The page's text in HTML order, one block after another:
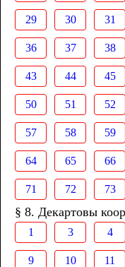
29 30 31
36 37 38
43 44 45
50 51 52
57 58 59
64 65 66
71 72 73
§ 8. Декартовы
1 3 4
9 10 11